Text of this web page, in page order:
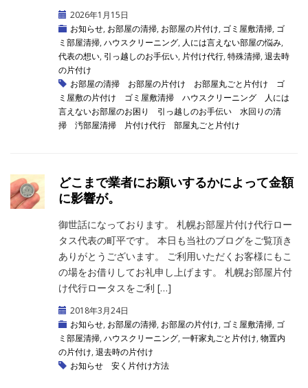
2026年1月15日
お知らせ, お部屋の清掃, お部屋の片付け, ゴミ屋敷清掃, ゴ
ミ部屋清掃, ハウスクリーニング, 人には言えない部屋の悩み,
代表の想い, 引っ越しのお手伝い, 片付け代行, 特殊清掃, 退去時
の片付け
お部屋の清掃
お部屋の片付け お部屋丸ごと片付け
ゴ
ミ屋敷の片付け
ゴミ屋敷清掃 ハウスクリーニング
人には
言えないお部屋のお困り
引っ越しのお手伝い
水回りの清
掃
汚部屋清掃 片付け代行 部屋丸ごと片付け
どこまで業者にお願いするかによって金額
に影響が。
御世話になっております。 札幌お部屋片付け代行ロー
タス代表の町平です。 本日も当社のブログをご覧頂き
ありがとうございます。 ご利用いただくお客様にもこ
の場をお借りしてお礼申し上げます。 札幌お部屋片付
け代行ロータスをご利 […]
2018年3月24日
お知らせ, お部屋の清掃, お部屋の片付け, ゴミ屋敷清掃, ゴ
ミ部屋清掃, ハウスクリーニング, 一軒家丸ごと片付け, 物置内
の片付け, 退去時の片付け
お知らせ
安く片付け方法